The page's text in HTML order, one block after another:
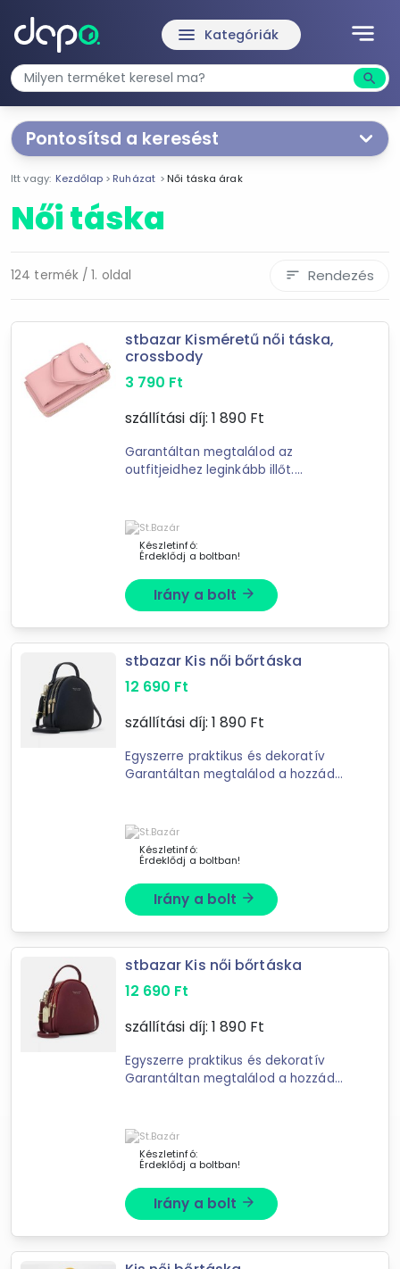
notes
menu Kategóriák
search
Pontosítsd a keresést
Segítünk a keresésben!
Válaszd ki a jellemzőketTe magad!
Ár szűrése
1 729 Ft 12 690 Ft
-
Szűrés
Mást is keresel? Válogass a Depo teljes
Forgalmazók
St.Bazár
KütyüBazár.hu
XuPe.hu
Otthoni Cuccok webshop
Vájling.hu webáruház
Itt vagy: Kezdőlap Ruházat Női táska árak
Női táska
124 termék / 1. oldal sort Rendezés
stbazar Kisméretű női táska,
crossbody
3 790 Ft
szállítási díj: 1 890Ft
Garantáltan megtalálod az
outfitjeidhez leginkább illőt.
dekoratív és praktikus.
Pénztárcaként és ...
Készletinfó:
Érdeklődj a boltban!
Irány a bolt arrow_forward
stbazar Kis női bőrtáska
12 690 Ft
szállítási díj: 1 890Ft
Egyszerre praktikus és dekoratív
Garantáltan megtalálod a hozzád
belefér, akár egy buliba mész, ...
Készletinfó:
Érdeklődj a boltban!
Irány a bolt arrow_forward
stbazar Kis női bőrtáska
12 690 Ft
szállítási díj: 1 890Ft
Egyszerre praktikus és dekoratív
Garantáltan megtalálod a hozzád
belefér, akár egy buliba mész, ...
Készletinfó:
Érdeklődj a boltban!
Irány a bolt arrow_forward